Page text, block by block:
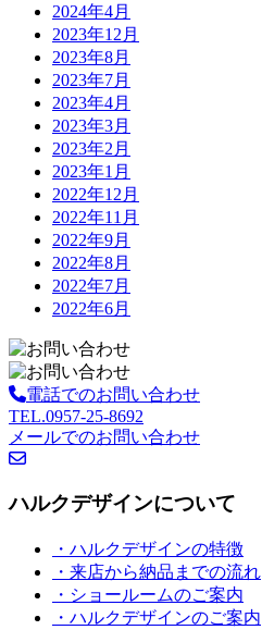
2024年4月
2023年12月
2023年8月
2023年7月
2023年4月
2023年3月
2023年2月
2023年1月
2022年12月
2022年11月
2022年9月
2022年8月
2022年7月
2022年6月
電話でのお問い合わせ
TEL.0957-25-8692
メールでのお問い合わせ
ハルクデザインについて
・ハルクデザインの特徴
・来店から納品までの流れ
・ショールームのご案内
・ハルクデザインのご案内